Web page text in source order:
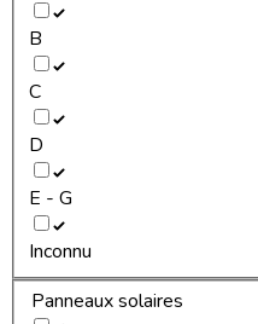
B
C
D
E - G
Inconnu
Panneaux solaires